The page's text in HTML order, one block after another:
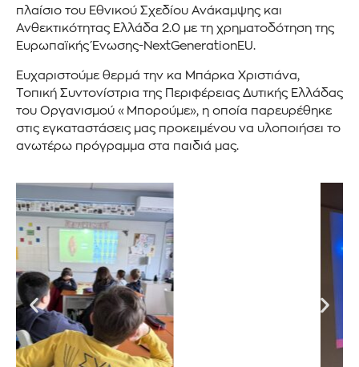
πλαίσιο του Εθνικού Σχεδίου Ανάκαμψης και
Ανθεκτικότητας Ελλάδα 2.0 με τη χρηματοδότηση της
Ευρωπαϊκής Ένωσης-NextGenerationEU.
Ευχαριστούμε θερμά την κα Μπάρκα Χριστιάνα,
Τοπική Συντονίστρια της Περιφέρειας Δυτικής Ελλάδας
του Οργανισμού «Μπορούμε», η οποία παρευρέθηκε
στις εγκαταστάσεις μας προκειμένου να υλοποιήσει το
ανωτέρω πρόγραμμα στα παιδιά μας.